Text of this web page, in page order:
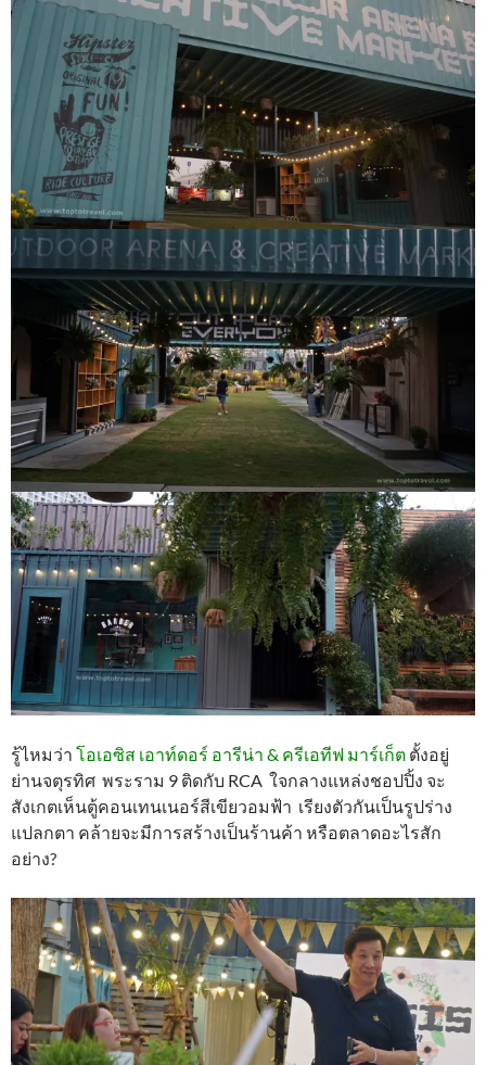
รู้ไหมว่า โอเอซิส เอาท์ดอร์ อารีน่า & ครีเอทีฟ มาร์เก็ต ตั้งอยู่
ย่านจตุรทิศ พระราม 9 ติดกับ RCA ใจกลางแหล่งชอปปิ้ง จะ
สังเกตเห็นตู้คอนเทนเนอร์สีเขียวอมฟ้า เรียงตัวกันเป็นรูปร่าง
แปลกตา คล้ายจะมีการสร้างเป็นร้านค้า หรือตลาดอะไรสัก
อย่าง?